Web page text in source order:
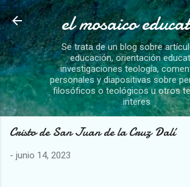
Ir al contenido principal
el mosaico
Se trata de un blog sobre
educación, orientación
investigaciones teología,
personales y diapositivas sobre
filosóficos o teológicos u otros
interes
Cristo de San Juan de la Cruz Dalí
- junio 14, 2023